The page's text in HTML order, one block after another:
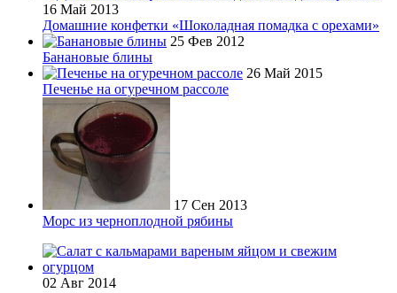
16 Май 2013
Домашние конфетки «Шоколадная помадка с орехами»
25 Фев 2012
Банановые блины
26 Май 2015
Печенье на огуречном рассоле
17 Сен 2013
Морс из черноплодной рябины
02 Авг 2014